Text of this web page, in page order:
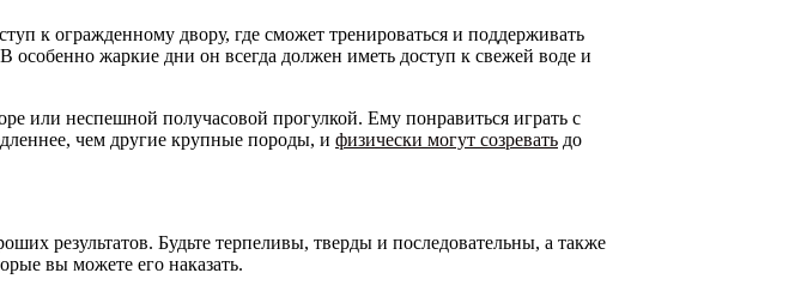
к огражденному двору, где сможет тренироваться и поддерживать
жаркие дни он всегда должен иметь доступ к свежей воде и
или неспешной получасовой прогулкой. Ему понравиться играть с
чем другие крупные породы, и физически могут созревать до
результатов. Будьте терпеливы, тверды и последовательны, а также
вы можете его наказать.